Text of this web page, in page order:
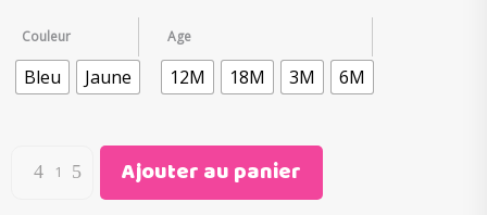
initial
était :
€39.00.
actuel
est :
€18.90.
Couleur
Bleu Jaune
Age
12M 18M 3M 6M
Ajouter au panier